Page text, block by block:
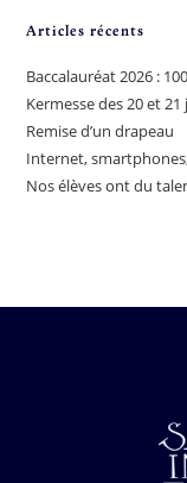
Articles récents
Baccalauréat 2026 :
Kermesse des 20 et 21
Remise d’un drapeau
Internet,
Nos élèves ont du